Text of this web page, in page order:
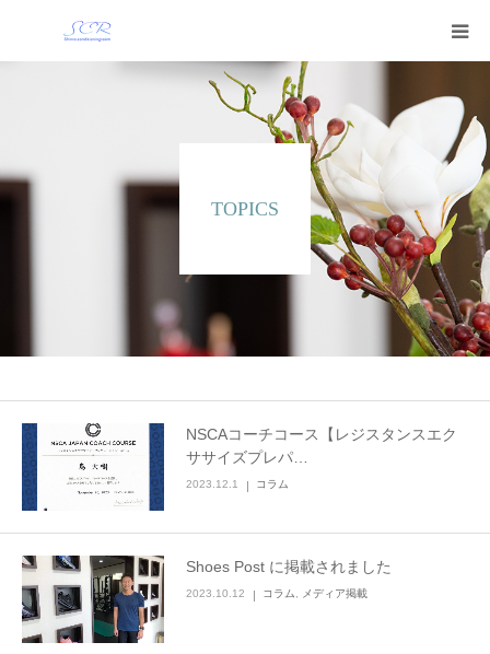
TOPICS
NSCAコーチコース【レジスタンスエク
ササイズプレパ…
2023.12.1 コラム
Shoes Post に掲載されました
2023.10.12 コラム メディア掲載
トレーナー紹介
会社紹介
お問い合わせ